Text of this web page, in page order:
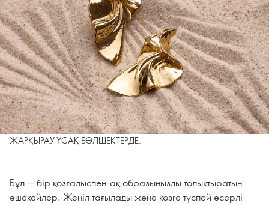
ЖАРҚЫРАУ ҰСАҚ БӨЛШЕКТЕРДЕ.
Бұл — бір қозғалыспен-ақ образыңызды толықтыратын
әшекейлер. Жеңіл тағылады және көзге түспей әсерлі